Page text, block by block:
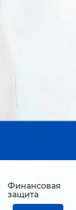
Финансовая
защита